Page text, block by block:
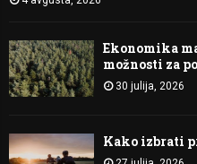
Ekonomika
možnosti za
30 julija, 2026
Kako izbrati